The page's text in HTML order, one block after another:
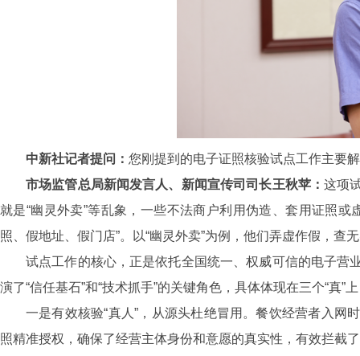
中新社记者提问： 您刚提到的电子证照核验试点工作主要
市场监管总局新闻发言人、新闻宣传司司长王秋苹：这项
就是“幽灵外卖”等乱象，一些不法商户利用伪造、套用证照
照、假地址、假门店”。以“幽灵外卖”为例，他们弄虚作假，
试点工作的核心，正是依托全国统一、权威可信的电子营
演了“信任基石”和“技术抓手”的关键角色，具体体现在三个“真”
一是有效核验“真人”，从源头杜绝冒用。餐饮经营者入
照精准授权，确保了经营主体身份和意愿的真实性，有效拦截了